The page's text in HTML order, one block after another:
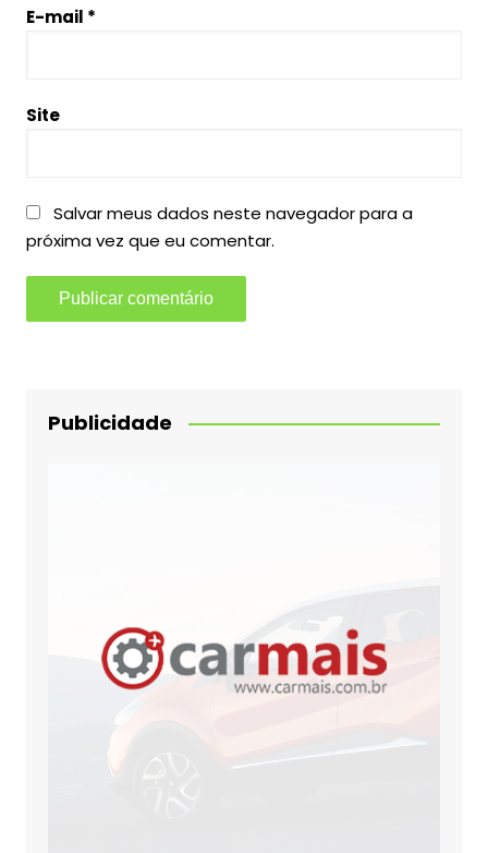
E-mail *
Site
Salvar meus dados neste navegador para a
próxima vez que eu comentar.
Publicidade